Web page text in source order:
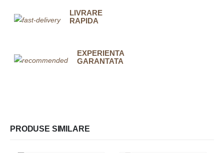
LIVRARE
RAPIDA
EXPERIENTA
GARANTATA
PRODUSE SIMILARE